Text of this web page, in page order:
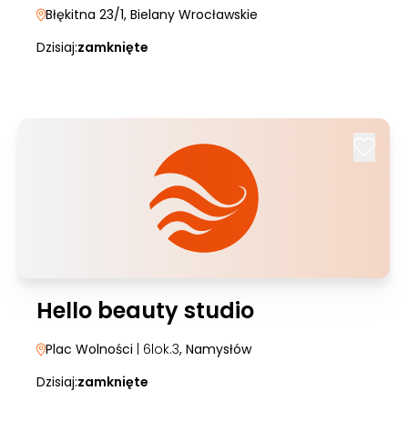
Błękitna 23/1, Bielany Wrocławskie
Dzisiaj:zamknięte
Hello beauty studio
Plac Wolności | 6lok.3, Namysłów
Dzisiaj:zamknięte